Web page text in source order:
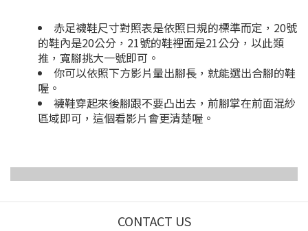
赤足襪鞋尺寸對照表是依照日規的標準而定，20號
的鞋內是20公分，21號的鞋裡面是21公分，以此類
推，寬腳挑大一號即可。
你可以依照下方影片量出腳長，就能選出合腳的鞋
喔。
襪鞋穿起來後腳跟不要凸出去，前腳掌在前面混紗
區域即可，這個看影片會更清楚喔。
CONTACT US